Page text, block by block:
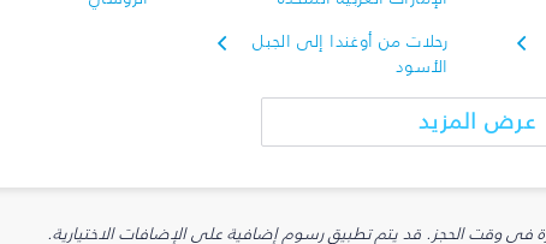
رحلات من أوغندا إلى الجبل
الأسود
عرض المزيد